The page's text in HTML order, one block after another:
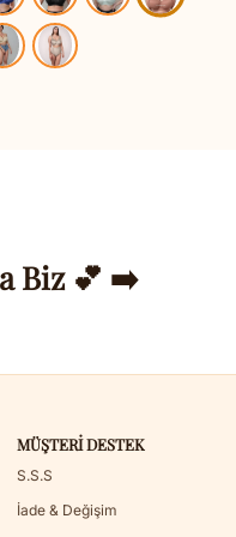
Biz 💕 ➡️
MÜŞTERI DESTEK
S.S.S
İade & Değişim